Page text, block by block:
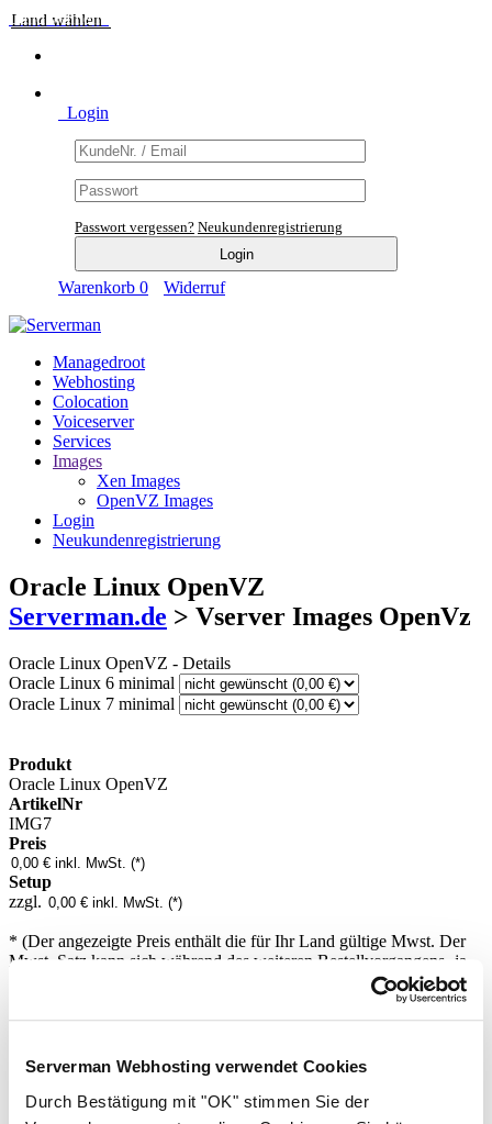
Serverman Webhosting verwendet Cookies
Durch Bestätigung mit "OK" stimmen Sie der
Land wählen
Login
Passwort vergessen? Neukundenregistrierung
Warenkorb 0 Widerruf
Managedroot
Webhosting
Colocation
Voiceserver
Services
Images
Xen Images
OpenVZ Images
Login
Neukundenregistrierung
Oracle Linux OpenVZ
Serverman.de > Vserver Images OpenVz
Oracle Linux OpenVZ - Details
Oracle Linux 6 minimal
Oracle Linux 7 minimal
Produkt
Oracle Linux OpenVZ
ArtikelNr
IMG7
Preis
Setup
zzgl.
* (Der angezeigte Preis enthält die für Ihr Land gültige Mwst. Der
Mwst. Satz kann sich während des weiteren Bestellvorgangens -ja
Produktbeschreibung